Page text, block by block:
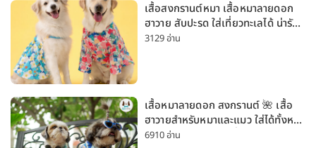
เสื้อสงกรานต์หมา เสื้อหมาลายดอก
ฮาวาย สับปะรด ใส่เที่ยวทะเลได้ น่ารัก
ใส่ได้ทั้งหมาเล็กและหมาใหญ่
3129 อ่าน
เสื้อหมาลายดอก สงกรานต์ 🌺 เสื้อ
ฮาวายสำหรับหมาและแมว ใส่ได้ทั้งหมา
เล็กและหมาใหญ่ ใส่เที่ยวทะเลน่ารัก
6910 อ่าน